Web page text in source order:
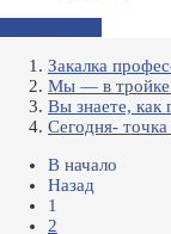
Закалка
Мы — в тройке
Вы знаете, как
Сегодня- точка
В начало
Назад
1
2